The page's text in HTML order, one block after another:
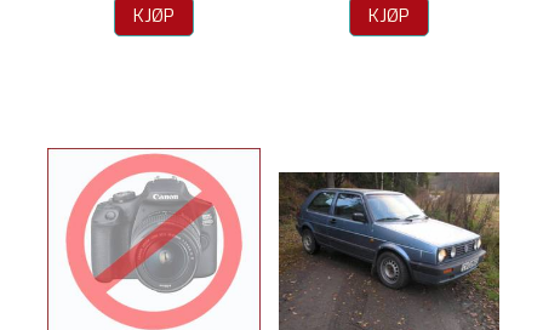
KJØP KJØP